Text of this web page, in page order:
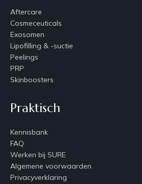
Aftercare
Cosmeceuticals
Exosomen
Lipofilling & -suctie
Peelings
PRP
Skinboosters
Praktisch
Kennisbank
FAQ
Werken bij SURE
Algemene voorwaarden
Privacyverklaring